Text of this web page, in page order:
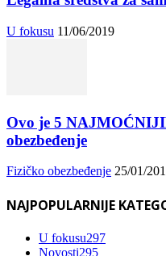
U fokusu 11/06/2019
Ovo je 5
obezbeđenje
Fizičko obezbeđenje 25/01/
NAJPOPULARNIJE
U fokusu297
Novosti295